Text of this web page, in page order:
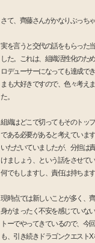
さて、齊藤さんがかなりぶっち
実を言うと交代の話をもらった
した。これは、組織活性化のた
ロデューサーになっても達成で
まも大好きですので、色々考え
た。
組織はどこで切ってもそのトッ
である必要があると考えていま
いただいていましたが、分担は
けましょう、という話をさせて
何でもしますし、責任は持ちま
現時点では新しいことが多く、
身がまったく不安を感じていな
トーでやってきているので、今
も、引き続きドラゴンクエスト